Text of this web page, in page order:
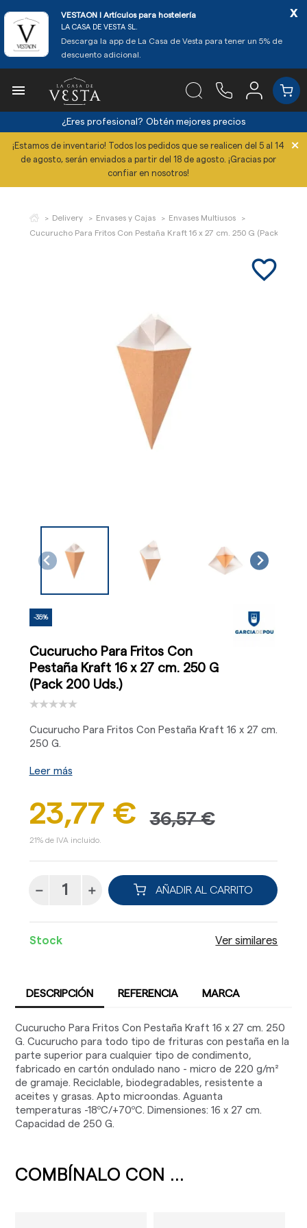
VESTAON l Artículos para hostelería
LA CASA DE VESTA SL.
Descarga la app de La Casa de Vesta para tener un 5% de
descuento adicional.
x

¿Eres profesional? Obtén mejores precios
¡Estamos de inventario! Todos los pedidos que se realicen del 5 al 14
de agosto, serán enviados a partir del 18 de agosto. ¡Gracias por
confiar en nosotros!
×
Delivery Envases y Cajas
Envases Multiusos
Cucurucho Para Fritos Con Pestaña Kraft 16 x 27 cm. 250 G (Pack 200
favorite_border
-35%
Cucurucho Para Fritos Con
Pestaña Kraft 16 x 27 cm. 250 G
(Pack 200 Uds.)
Cucurucho Para Fritos Con Pestaña Kraft 16 x 27 cm.
250 G.
Leer más
23,77 € 36,57 €
21% de IVA incluido.
AÑADIR AL CARRITO
Stock Ver similares
DESCRIPCIÓN REFERENCIA MARCA
Cucurucho Para Fritos Con Pestaña Kraft 16 x 27 cm. 250
G. Cucurucho para todo tipo de frituras con pestaña en la
parte superior para cualquier tipo de condimento,
fabricado en cartón ondulado nano - micro de 220 g/m²
de gramaje. Reciclable, biodegradables, resistente a
aceites y grasas. Apto microondas. Aguanta
temperaturas -18ºC/+70ºC. Dimensiones: 16 x 27 cm.
Capacidad de 250 G.
COMBÍNALO CON ...